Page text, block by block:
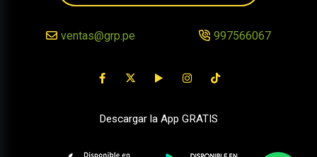
ventas@grp.pe 997566067
Descargar la App GRATIS